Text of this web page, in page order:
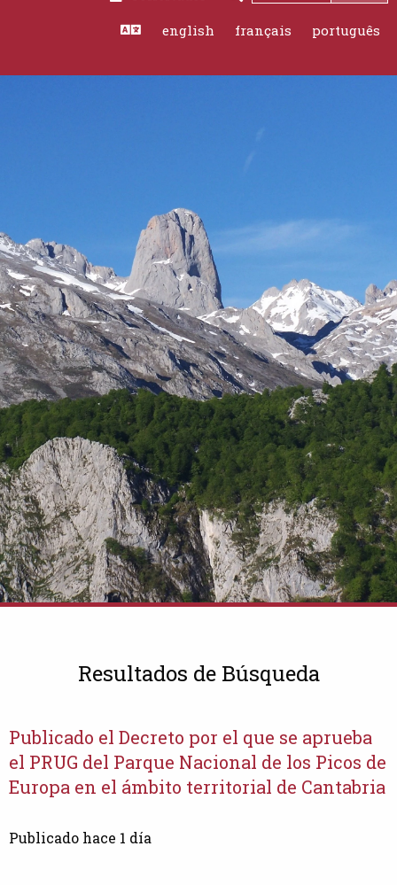
english français português
Resultados de Búsqueda
Publicado el Decreto por el que se aprueba
el PRUG del Parque Nacional de los Picos de
Europa en el ámbito territorial de Cantabria
Publicado hace 1 día